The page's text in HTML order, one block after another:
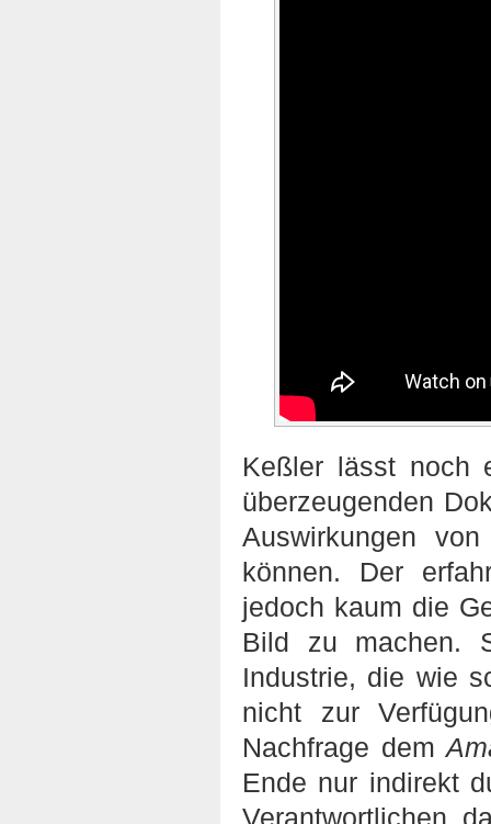
Keßler lässt noch
überzeugenden
Auswirkungen
können. Der
jedoch kaum die
Bild zu machen.
Industrie, die wie
nicht zur
Nachfrage dem
Ende nur indirekt
Verantwortlichen